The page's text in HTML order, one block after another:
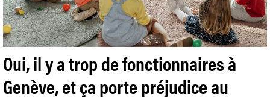
Oui, il y a trop de fonctionnaires à
Genève, et ça porte préjudice au